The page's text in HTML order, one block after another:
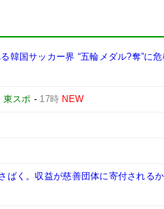
韓国サッカー界 “五輪メダル?奪”に
東スポ - 17時 NEW
ばく。収益が慈善団体に寄付される